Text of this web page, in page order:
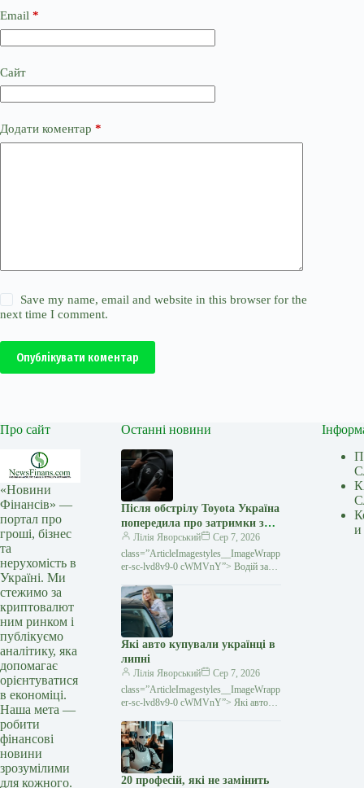
Email *
Сайт
Додати коментар *
Save my name, email and website in this browser for the
next time I comment.
Опублікувати коментар
Про сайт
«Новини
Фінансів» —
портал про
гроші, бізнес
та
нерухомість в
Україні. Ми
стежимо за
криптовалют
ним ринком і
публікуємо
аналітику, яка
допомагає
орієнтуватися
в економіці.
Наша мета —
робити
фінансові
новини
зрозумілими
для кожного.
Останні новини
Після обстрілу Toyota Україна
попередила про затримки з
постачанням запчастин
Лілія Яворський
Сер 7, 2026
class=”ArticleImagestyles__ImageWrapp
er-sc-lvd8v9-0 cWMVnY”> Водій за
обстрілу в ніч на 5 серпня компанія
«Тойота-Україна» втратила
Які авто купували українці в
липні
Лілія Яворський
Сер 7, 2026
class=”ArticleImagestyles__ImageWrapp
er-sc-lvd8v9-0 cWMVnY”> Які авто
повідомив Укравтопром, у липні в
Україні було реалізовано 5754 тис
20 професій, які не замінить
и